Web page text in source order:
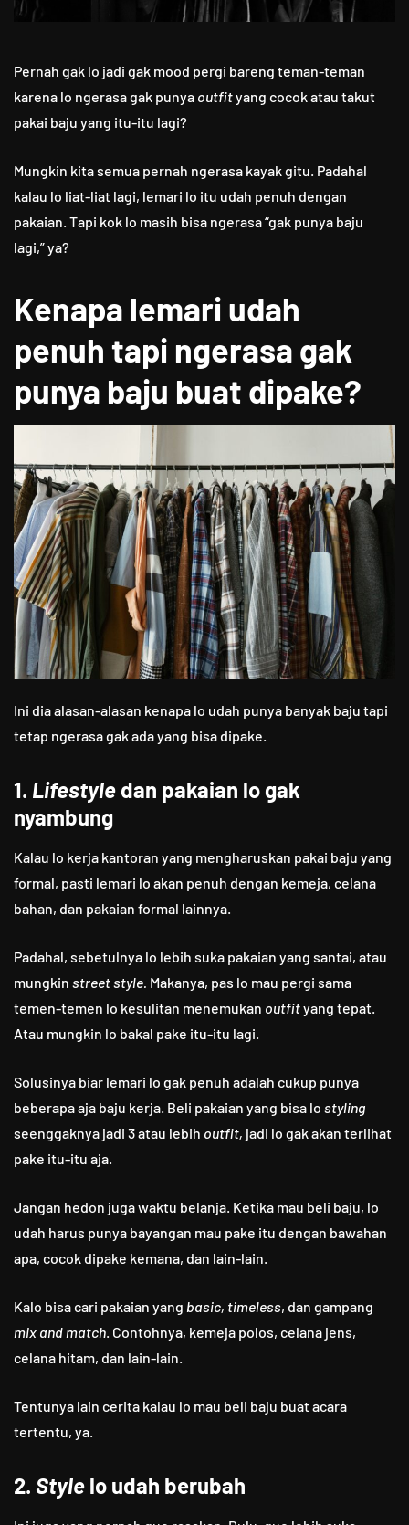
Pernah gak lo jadi gak mood pergi bareng teman-teman
karena lo ngerasa gak punya outfityang cocok atau takut
pakai baju yang itu-itu lagi?
Mungkin kita semua pernah ngerasa kayak gitu. Padahal
kalau lo liat-liat lagi, lemari lo itu udah penuh dengan
pakaian. Tapi kok lo masih bisa ngerasa “gak punya baju
lagi,” ya?
Kenapa lemari udah
penuh tapi ngerasa gak
punya baju buat dipake?
Ini dia alasan-alasan kenapa lo udah punya banyak baju tapi
tetap ngerasa gak ada yang bisa dipake.
1. Lifestyle dan pakaian lo gak
nyambung
Kalau lo kerja kantoran yang mengharuskan pakai baju yang
formal, pasti lemari lo akan penuh dengan kemeja, celana
bahan, dan pakaian formal lainnya.
Padahal, sebetulnya lo lebih suka pakaian yang santai, atau
mungkin street style. Makanya, pas lo mau pergi sama
temen-temen lo kesulitan menemukan outfityang tepat.
Atau mungkin lo bakal pake itu-itu lagi.
Solusinya biar lemari lo gak penuh adalah cukup punya
beberapa aja baju kerja. Beli pakaian yang bisa lo styling
seenggaknya jadi 3 atau lebih outfit, jadi lo gak akan terlihat
pake itu-itu aja.
Jangan hedon juga waktu belanja. Ketika mau beli baju, lo
udah harus punya bayangan mau pake itu dengan bawahan
apa, cocok dipake kemana, dan lain-lain.
Kalo bisa cari pakaian yang basic, timeless, dan gampang
mix and match. Contohnya, kemeja polos, celana jens,
celana hitam, dan lain-lain.
Tentunya lain cerita kalau lo mau beli baju buat acara
tertentu, ya.
2. Style lo udah berubah